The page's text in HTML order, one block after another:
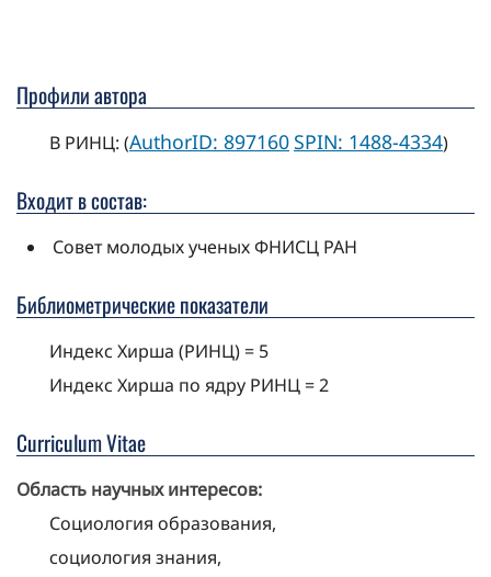
Профили автора
В РИНЦ: (AuthorID: 897160 SPIN: 1488-4334)
Входит в состав:
Совет молодых ученых ФНИСЦ РАН
Библиометрические показатели
Индекс Хирша (РИНЦ) = 5
Индекс Хирша по ядру РИНЦ = 2
Curriculum Vitae
Область научных интересов:
Социология образования,
социология знания,